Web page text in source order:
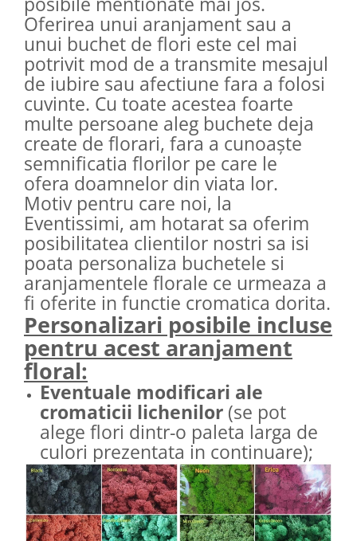
Oferirea unui aranjament sau a
unui buchet de flori este cel mai
potrivit mod de a transmite mesajul
de iubire sau afectiune fara a folosi
cuvinte. Cu toate acestea foarte
multe persoane aleg buchete deja
create de florari, fara a cunoaște
semnificatia florilor pe care le
ofera doamnelor din viata lor.
Motiv pentru care noi, la
Eventissimi, am hotarat sa oferim
posibilitatea clientilor nostri sa isi
poata personaliza buchetele si
aranjamentele florale ce urmeaza a
fi oferite in functie cromatica dorita.
Personalizari posibile incluse
pentru acest aranjament
floral:
Eventuale modificari ale
cromaticii lichenilor (se pot
alege flori dintr-o paleta larga de
culori prezentata in continuare);